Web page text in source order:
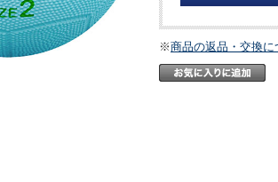
※商品の返品・交換に